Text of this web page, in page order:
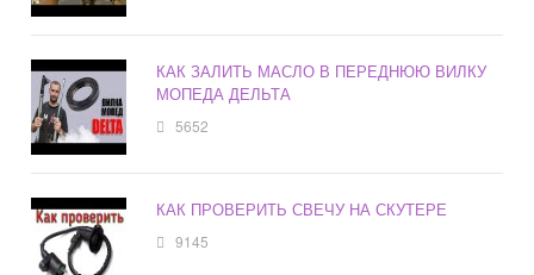
КАК ЗАЛИТЬ МАСЛО В ПЕРЕДНЮЮ ВИЛКУ
МОПЕДА ДЕЛЬТА
5652
КАК ПРОВЕРИТЬ СВЕЧУ НА СКУТЕРЕ
9145